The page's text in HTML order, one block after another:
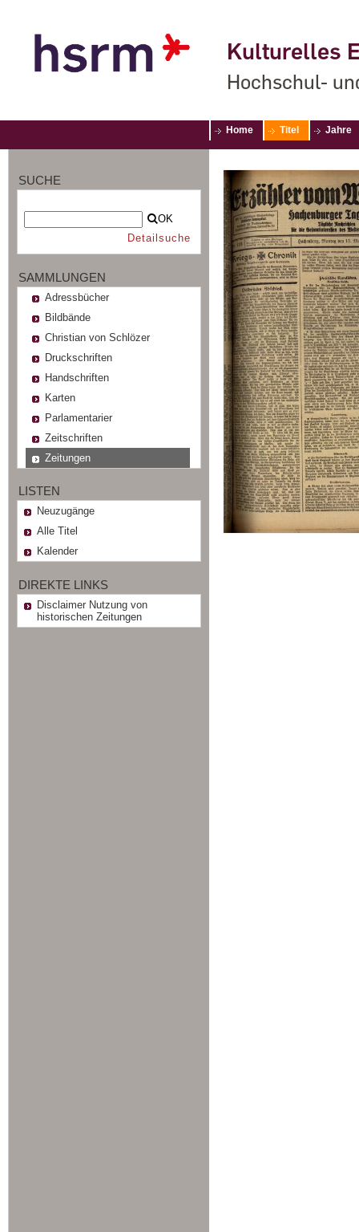
Kulturelles
Hochschul-
Home Titel Jahre
SUCHE
OK
Detailsuche
SAMMLUNGEN
Adressbücher
Bildbände
Christian von Schlözer
Druckschriften
Handschriften
Karten
Parlamentarier
Zeitschriften
Zeitungen
LISTEN
Neuzugänge
Alle Titel
Kalender
DIREKTE LINKS
Disclaimer Nutzung von
historischen Zeitungen